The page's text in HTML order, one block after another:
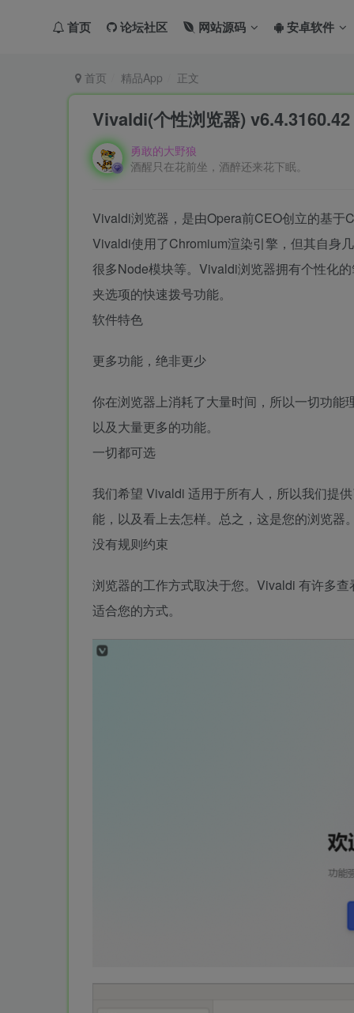
首页 论坛社区 网站源码 安卓软件
首页 精品App 正文
Vivaldi(个性浏览器)
勇敢的大野狼
酒醒只在花前坐，酒醉还来花下眠。
Vivaldi浏览器，是由Opera前CEO创立的基
Vivaldi使用了Chromium渲染引擎，但其自身
很多Node模块等。Vivaldi浏览器拥有个性化
夹选项的快速拨号功能。
软件特色
更多功能，绝非更少
你在浏览器上消耗了大量时间，所以一切功
以及大量更多的功能。
一切都可选
我们希望 Vivaldi 适用于所有人，所以我们提
能，以及看上去怎样。总之，这是您的浏览器
没有规则约束
浏览器的工作方式取决于您。Vivaldi 有许多
适合您的方式。